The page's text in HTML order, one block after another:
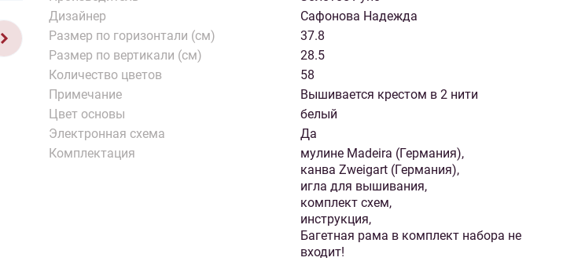
Дизайнер
Сафонова Надежда
Размер по горизонтали (см)
37.8
Размер по вертикали (см)
28.5
Количество цветов
58
Примечание
Вышивается крестом в 2 нити
Цвет основы
белый
Электронная схема
Да
Комплектация
мулине Madeira (Германия),
канва Zweigart (Германия),
игла для вышивания,
комплект схем,
инструкция,
Багетная рама в комплект набора не
входит!